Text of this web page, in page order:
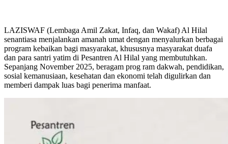
LAZISWAF (Lembaga Amil Zakat, Infaq, dan Wakaf) Al Hilal
senantiasa menjalankan amanah umat dengan menyalurkan berbagai
program kebaikan bagi masyarakat, khususnya masyarakat duafa
dan para santri yatim di Pesantren Al Hilal yang membutuhkan.
Sepanjang November 2025, beragam prog ram dakwah, pendidikan,
sosial kemanusiaan, kesehatan dan ekonomi telah digulirkan dan
memberi dampak luas bagi penerima manfaat.